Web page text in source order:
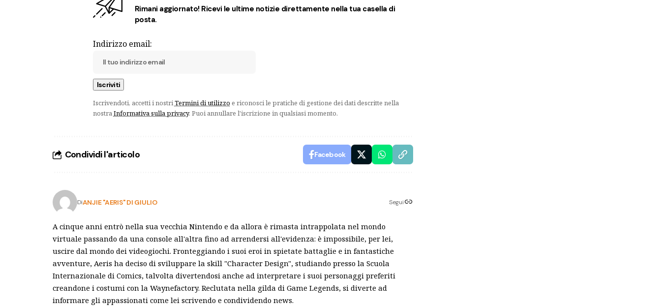
Rimani aggiornato! Ricevi le ultime notizie direttamente nella tua casella di
posta.
Indirizzo email:
Iscrivendoti, accetti i nostriTermini di utilizzo e riconosci le pratiche di gestione dei dati descritte nella
nostraInformativa sulla privacy. Puoi annullare l'iscrizione in qualsiasi momento.
Condividi l'articolo Facebook
DiANJIE "AERIS" DI GIULIO Segui
A cinque anni entrò nella sua vecchia Nintendo e da allora è rimasta intrappolata nel mondo
virtuale passando da una console all'altra fino ad arrendersi all'evidenza: è impossibile, per lei,
uscire dal mondo dei videogiochi. Fronteggiando i suoi eroi in spietate battaglie e in fantastiche
avventure, Aeris ha deciso di sviluppare la skill "Character Design", studiando presso la Scuola
Internazionale di Comics, talvolta divertendosi anche ad interpretare i suoi personaggi preferiti
creandone i costumi con la Waynefactory. Reclutata nella gilda di Game Legends, si diverte ad
informare gli appassionati come lei scrivendo e condividendo news.